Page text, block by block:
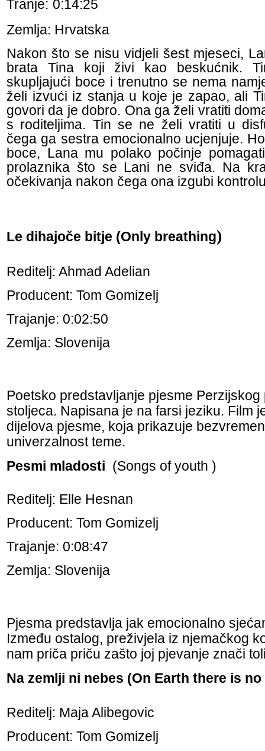
Tranje: 0:14:25
Zemlja: Hrvatska
Nakon što se nisu vidjeli šest mjeseci,
brata Tina koji živi kao beskućnik.
skupljajući boce i trenutno se nema
želi izvući iz stanja u koje je zapao, ali
govori da je dobro. Ona ga želi vratiti
s roditeljima. Tin se ne želi vratiti u
čega ga sestra emocionalno ucjenjuje.
boce, Lana mu polako počinje
prolaznika što se Lani ne sviđa. Na
očekivanja nakon čega ona izgubi
Le dihajoče bitje (Only breathing)
Reditelj: Ahmad Adelian
Producent: Tom Gomizelj
Trajanje: 0:02:50
Zemlja: Slovenija
Poetsko predstavljanje pjesme
stoljeca. Napisana je na farsi jeziku. Film
dijelova pjesme, koja prikazuje
univerzalnost teme.
Pesmi mladosti (Songs of youth )
Reditelj: Elle Hesnan
Producent: Tom Gomizelj
Trajanje: 0:08:47
Zemlja: Slovenija
Pjesma predstavlja jak emocionalno
Između ostalog, preživjela iz njemačkog
nam priča priču zašto joj pjevanje znači
Na zemlji ni nebes (On Earth there is
Reditelj: Maja Alibegovic
Producent: Tom Gomizelj